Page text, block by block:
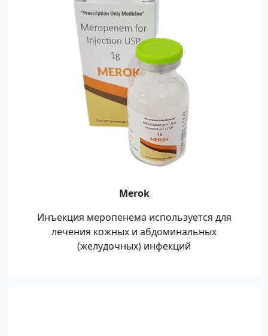
Merok
Инъекция меропенема используется для
лечения кожных и абдоминальных
(желудочных) инфекций